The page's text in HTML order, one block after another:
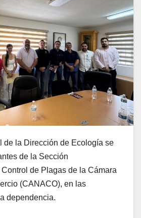
de la Dirección de Ecología se
de la Sección
de Plagas de la Cámara
(CANACO), en las
dependencia.